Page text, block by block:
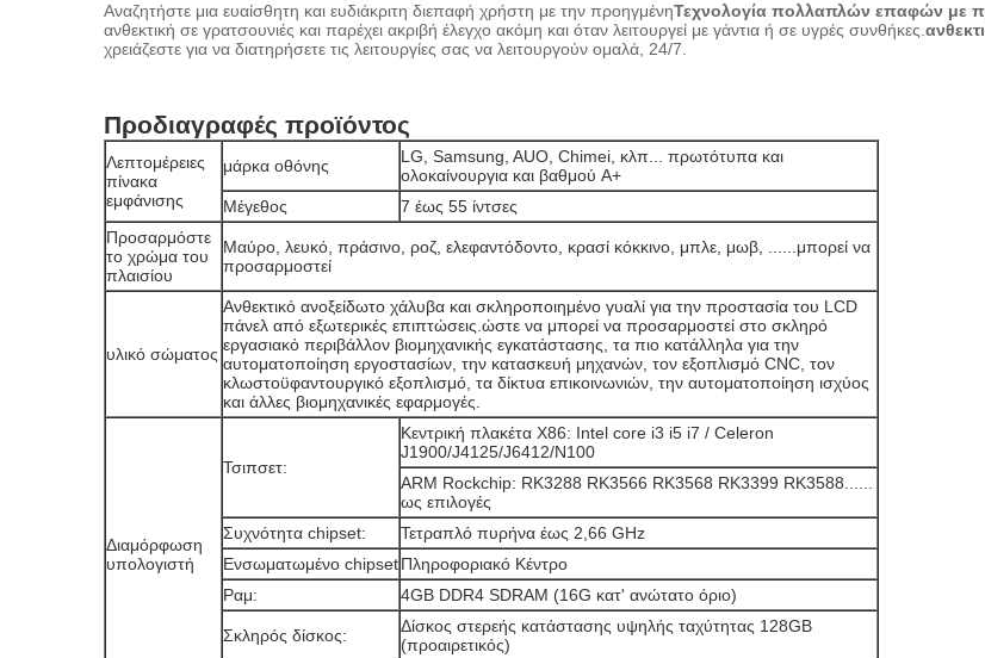
Αναζητήστε μια ευαίσθητη και ευδιάκριτη διεπαφή χρήστη με την προηγμένηΤεχνολογία πολλαπλών επαφών με
ανθεκτική σε γρατσουνιές και παρέχει ακριβή έλεγχο ακόμη και όταν λειτουργεί με γάντια ή σε υγρές συνθήκες.
χρειάζεστε για να διατηρήσετε τις λειτουργίες σας να λειτουργούν ομαλά, 24/7.
Προδιαγραφές προϊόντος
Λεπτομέρειες
πίνακα
εμφάνισης
μάρκα οθόνης
LG, Samsung, AUO, Chimei, κλπ... πρωτότυπα και
ολοκαίνουργια και βαθμού A+
Μέγεθος
7 έως 55 ίντσες
Προσαρμόστε
το χρώμα του
πλαισίου
Μαύρο, λευκό, πράσινο, ροζ, ελεφαντόδοντο, κρασί κόκκινο, μπλε, μωβ, ......μπορεί να
προσαρμοστεί
υλικό σώματος
Ανθεκτικό ανοξείδωτο χάλυβα και σκληροποιημένο γυαλί για την προστασία του LCD
πάνελ από εξωτερικές επιπτώσεις.ώστε να μπορεί να προσαρμοστεί στο σκληρό
εργασιακό περιβάλλον βιομηχανικής εγκατάστασης, τα πιο κατάλληλα για την
αυτοματοποίηση εργοστασίων, την κατασκευή μηχανών, τον εξοπλισμό CNC, τον
κλωστοϋφαντουργικό εξοπλισμό, τα δίκτυα επικοινωνιών, την αυτοματοποίηση ισχύος
και άλλες βιομηχανικές εφαρμογές.
Διαμόρφωση
υπολογιστή
Τσιπσετ:
Κεντρική πλακέτα X86: Intel core i3 i5 i7 / Celeron
J1900/J4125/J6412/N100
ARM Rockchip: RK3288 RK3566 RK3568 RK3399 RK3588......
ως επιλογές
Συχνότητα chipset:
Τετραπλό πυρήνα έως 2,66 GHz
Ενσωματωμένο chipsetΠληροφοριακό Κέντρο
Ραμ:
4GB DDR4 SDRAM (16G κατ' ανώτατο όριο)
Σκληρός δίσκος:
Δίσκος στερεής κατάστασης υψηλής ταχύτητας 128GB
(προαιρετικός)